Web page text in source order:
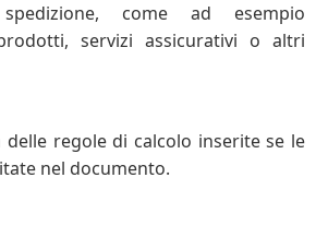
come ad esempio
servizi assicurativi o altri
delle regole di calcolo inserite se le
nel documento.